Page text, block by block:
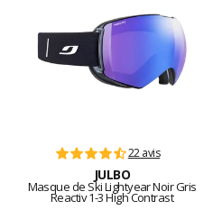
22 avis
JULBO
Masque de Ski Lightyear Noir Gris
Reactiv 1-3 High Contrast